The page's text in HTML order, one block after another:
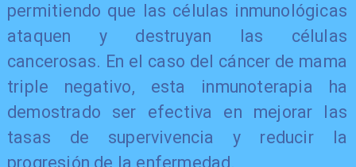
permitiendo que las células inmunológicas
ataquen y destruyan las células
cancerosas. En el caso del cáncer de mama
triple negativo, esta inmunoterapia ha
demostrado ser efectiva en mejorar las
tasas de supervivencia y reducir la
progresión de la enfermedad.